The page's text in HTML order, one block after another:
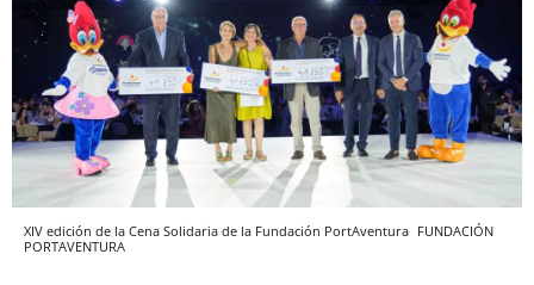
XIV edición de la Cena Solidaria de la Fundación PortAventura FUNDACIÓN
PORTAVENTURA